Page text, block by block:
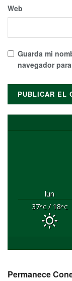
Web
Guarda mi
navegador
lun
37°C/ 18°C
Permanece